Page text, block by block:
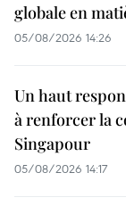
globale en
05/08/2026 14:26
Un haut
à renforcer la
Singapour
05/08/2026 14:17